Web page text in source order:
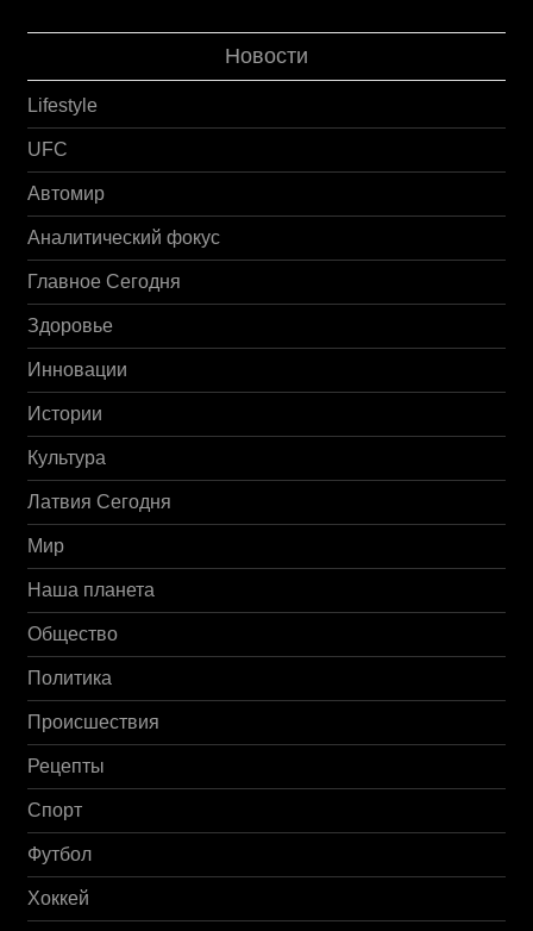
Новости
Lifestyle
UFC
Автомир
Аналитический фокус
Главное Сегодня
Здоровье
Инновации
Истории
Культура
Латвия Сегодня
Мир
Наша планета
Общество
Политика
Происшествия
Рецепты
Спорт
Футбол
Хоккей